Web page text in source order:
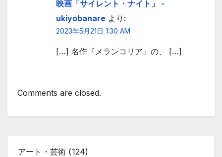
映画「サイレント・ナイト」 -
ukiyobanare より:
2023年5月21日 1:30 AM
[…] 名作『メランコリア』の、 […]
Comments are closed.
アート・芸術 (124)